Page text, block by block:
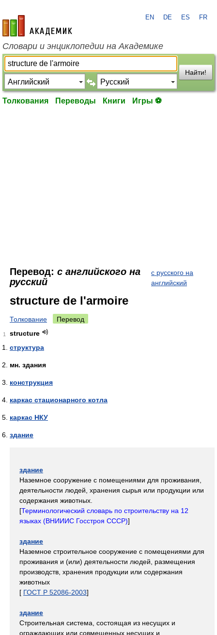
academic.ru
EN DE ES FR
Словари и энциклопедии на Академике
Найти!
Толкования Переводы Книги Игры ⚽
Перевод: с английского на
русский
с русского на
английский
structure de l'armoire
Толкование Перевод
1
structure
структура
мн. здания
конструкция
каркас стационарного котла
каркас НКУ
здание
здание
Наземное сооружение с помещениями для проживания,
деятельности людей, хранения сырья или продукции или
содержания животных.
[Терминологический словарь по строительству на 12
языках (ВНИИИС Госстроя СССР)]
здание
Наземное строительное сооружение с помещениями для
проживания и (или) деятельности людей, размещения
производств, хранения продукции или содержания
животных
[ ГОСТ Р 52086-2003]
здание
Строительная система, состоящая из несущих и
ограждающих или совмещенных несущих и